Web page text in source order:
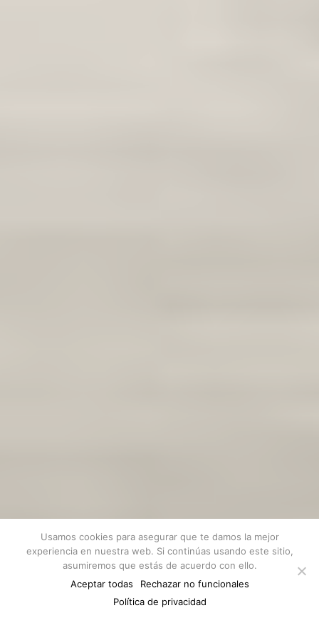
Conocer más
Usamos cookies para asegurar que te damos la mejor
experiencia en nuestra web. Si continúas usando este sitio,
asumiremos que estás de acuerdo con ello.
Aceptar todas
Rechazar no funcionales
Política de privacidad